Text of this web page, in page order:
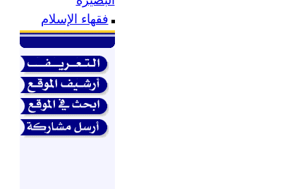
فقهاء الإسلام